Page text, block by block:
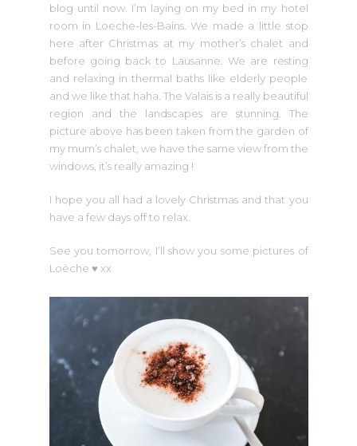
blog until now. I’m laying on my bed in my hotel
room in Loeche-les-Bains. We made a little stop
here after Christmas at my mother’s chalet and
before going back to Lausanne. We are resting
and relaxing in thermal baths like elderly people
and we like that haha. The Valais is a really beautiful
region and the landscapes are stunning. The
picture above has been taken from the garden of
my mum’s chalet, we have the same view from the
windows, it’s really amazing !
I hope you all had a lovely Christmas and that you
have a few days off to relax.
See you tomorrow, I’ll show you some pictures of
Loèche ♥ xx